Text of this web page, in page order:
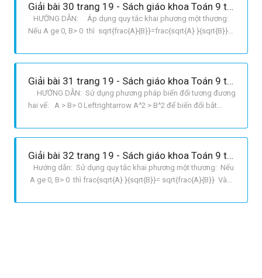
Giải bài 30 trang 19 - Sách giáo khoa Toán 9 tập 1
HƯỚNG DẪN: Áp dụng quy tắc khai phương một thương:
Nếu A ge 0, B> 0 thì sqrt{frac{A}{B}}=frac{sqrt{A} }{sqrt{B}}
A<0end{matrix}right. GIẢI : a Ta có: frac{y}{x}.
Giải bài 31 trang 19 - Sách giáo khoa Toán 9 tập 1
HƯỚNG DẪN: Sử dụng phương pháp biến đổi tương đương
hai vế: A > B> 0 Leftrightarrow A^2 > B^2 để biến đổi bắt
đúng. Các bất đẳng thức đúng thường gặp: A^2 ge 0 ; sqrt{A}
Giải bài 32 trang 19 - Sách giáo khoa Toán 9 tập 1
Hướng dẫn: Sử dụng quy tắc khai phương một thương: Nếu
A ge 0, B> 0 thì frac{sqrt{A} }{sqrt{B}}= sqrt{frac{A}{B}} Và
{16}.5frac{4}{9}.0,01}= sqrt{frac{25}{16}frac{49}{9}.0,01}=